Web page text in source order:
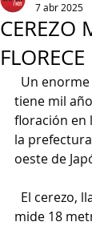
CEREZO
7 abr 2025
Un
tiene mil
floración en
la
oeste de
El cerezo,
mide 18